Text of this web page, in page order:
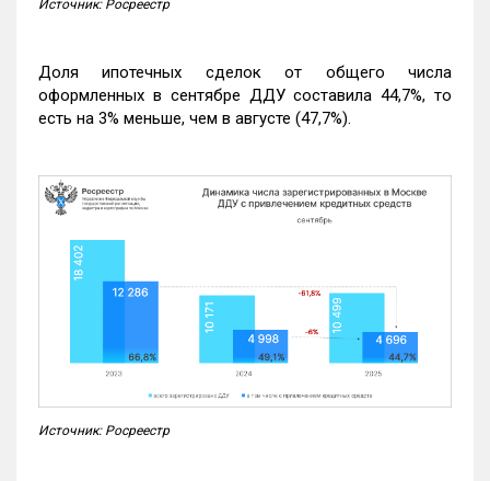
Источник: Росреестр
Доля ипотечных сделок от общего числа
оформленных в сентябре ДДУ составила 44,7%, то
есть на 3% меньше, чем в августе (47,7%).
Источник: Росреестр